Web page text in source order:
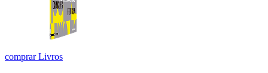
comprarLivros